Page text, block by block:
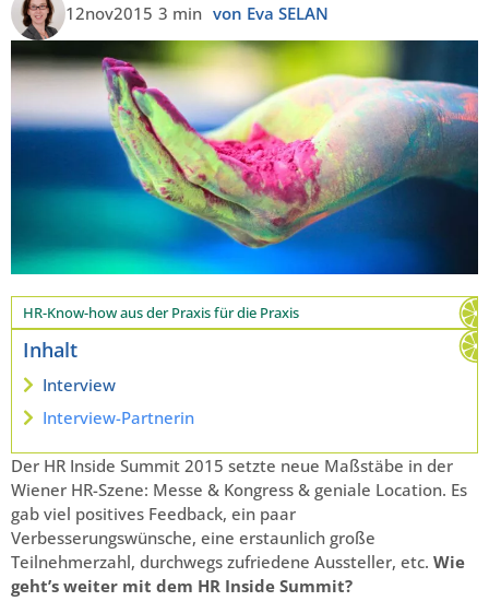
12nov2015 3 min von Eva SELAN
HR-Know-how aus der Praxis für die Praxis
Inhalt
Interview
Interview-Partnerin
Der HR Inside Summit 2015 setzte neue Maßstäbe in der
Wiener HR-Szene: Messe & Kongress & geniale Location. Es
gab viel positives Feedback, ein paar
Verbesserungswünsche, eine erstaunlich große
Teilnehmerzahl, durchwegs zufriedene Aussteller, etc. Wie
geht’s weiter mit dem HR Inside Summit?